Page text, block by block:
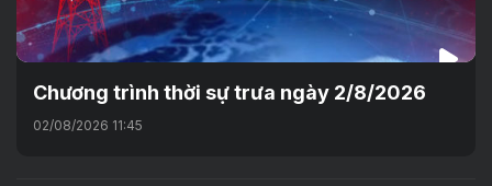
Chương trình thời sự trưa ngày 2/8/2026
02/08/2026 11:45